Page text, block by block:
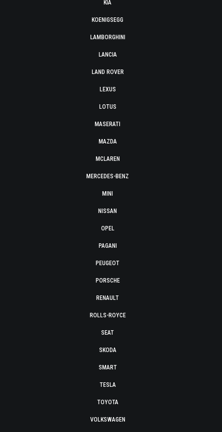
KIA
KOENIGSEGG
LAMBORGHINI
LANCIA
LAND ROVER
LEXUS
LOTUS
MASERATI
MAZDA
MCLAREN
MERCEDES-BENZ
MINI
NISSAN
OPEL
PAGANI
PEUGEOT
PORSCHE
RENAULT
ROLLS-ROYCE
SEAT
SKODA
SMART
TESLA
TOYOTA
VOLKSWAGEN